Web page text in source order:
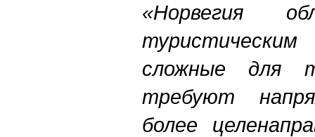
«Норвегия
сложные для
требуют
более